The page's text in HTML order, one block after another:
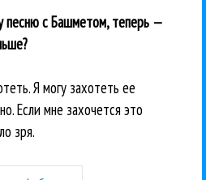
песню с Башметом, теперь —
Я могу захотеть ее
Если мне захочется это
зря.